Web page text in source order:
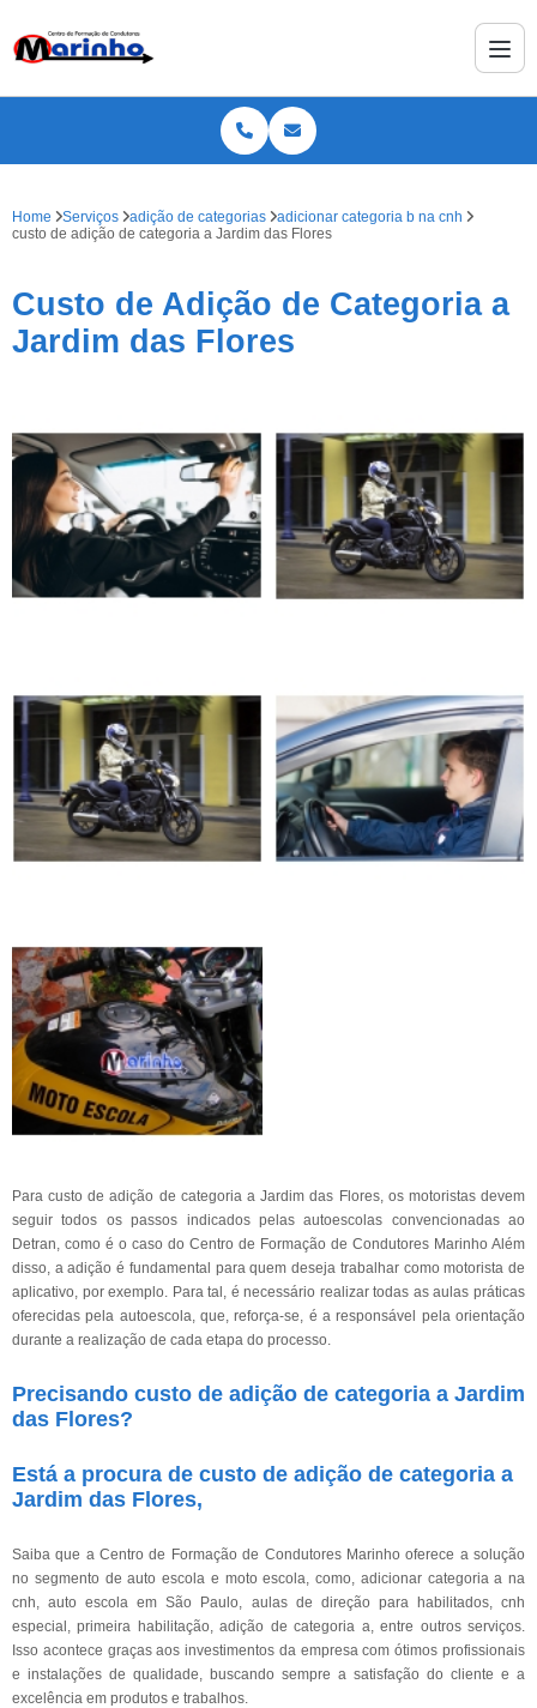
Home Serviços adição de categorias
adicionar categoria b na cnh
custo de adição de categoria a Jardim das Flores
Custo de Adição de Categoria a
Jardim das Flores
Para custo de adição de categoria a Jardim das Flores, os motoristas devem
seguir todos os passos indicados pelas autoescolas convencionadas ao
Detran, como é o caso do Centro de Formação de Condutores Marinho Além
disso, a adição é fundamental para quem deseja trabalhar como motorista de
aplicativo, por exemplo. Para tal, é necessário realizar todas as aulas práticas
oferecidas pela autoescola, que, reforça-se, é a responsável pela orientação
durante a realização de cada etapa do processo.
Precisando custo de adição de categoria a Jardim
das Flores?
Está a procura de custo de adição de categoria a
Jardim das Flores,
Saiba que a Centro de Formação de Condutores Marinho oferece a solução
no segmento de auto escola e moto escola, como, adicionar categoria a na
cnh, auto escola em São Paulo, aulas de direção para habilitados, cnh
especial, primeira habilitação, adição de categoria a, entre outros serviços.
Isso acontece graças aos investimentos da empresa com ótimos profissionais
e instalações de qualidade, buscando sempre a satisfação do cliente e a
excelência em produtos e trabalhos.